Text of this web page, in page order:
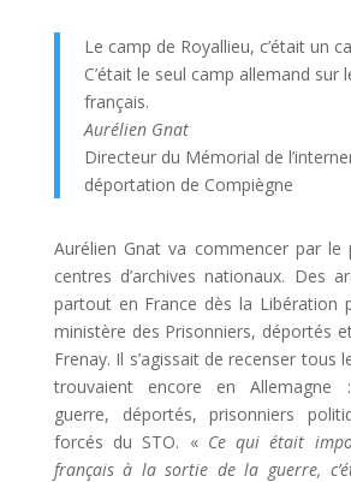
Le camp de Royallieu, c’était un
C’était le seul camp allemand sur
français.
Aurélien Gnat
Directeur du Mémorial de
déportation de Compiègne
Aurélien Gnat va commencer par le
centres d’archives nationaux. Des
partout en France dès la Libération
ministère des Prisonniers, déportés
Frenay. Il s’agissait de recenser tous
trouvaient encore en Allemagne
guerre, déportés, prisonniers
forcés du STO. « Ce qui était
français à la sortie de la guerre,